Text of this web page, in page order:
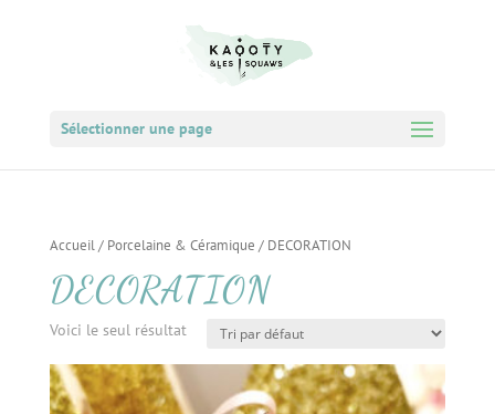
Sélectionner une page
Accueil/ Porcelaine & Céramique / DECORATION
DECORATION
Voici le seul résultat